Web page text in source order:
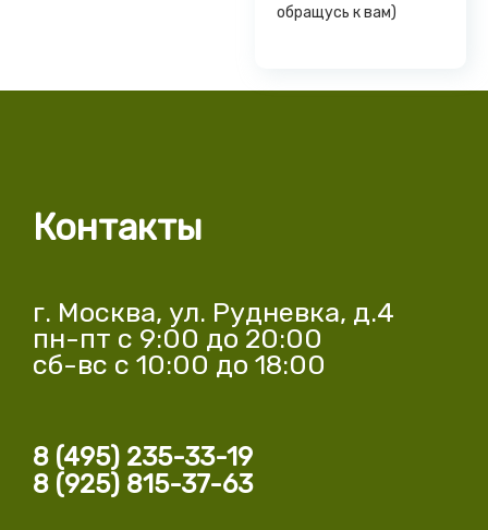
обращусь к вам)
Контакты
г. Москва, ул. Рудневка, д.4
пн-пт с 9:00 до 20:00
сб-вс с 10:00 до 18:00
8 (495) 235-33-19
8 (925) 815-37-63